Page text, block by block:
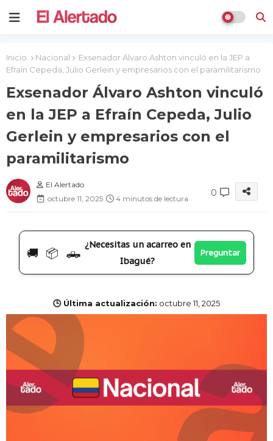
Inicio Nacional
Exsenador Álvaro Ashton vinculó en la JEP a
Efraín Cepeda, Julio Gerlein y empresarios con el paramilitarismo
Exsenador Álvaro Ashton vinculó
en la JEP a Efraín Cepeda, Julio
Gerlein y empresarios con el
paramilitarismo
El Alertado
octubre 11, 2025
4 minutos de lectura
0
🚚 📦 🛻
¿Necesitas un acarreo en
Ibagué?
Preguntar
🕒 Última actualización: octubre 11, 2025